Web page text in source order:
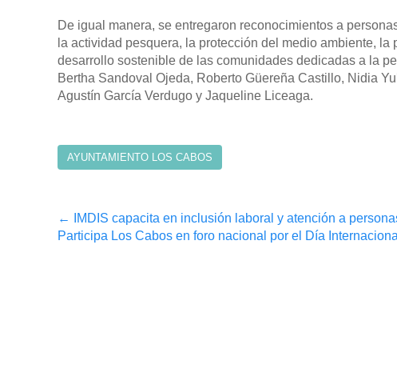
De igual manera, se entregaron reconocimientos a
la actividad pesquera, la protección del medio ambiente,
desarrollo sostenible de las comunidades dedicadas a la
Bertha Sandoval Ojeda, Roberto Güereña Castillo, Nidia
Agustín García Verdugo y Jaqueline Liceaga.
AYUNTAMIENTO LOS CABOS
Post
navigation
←
IMDIS capacita en inclusión laboral y atención a
Participa Los Cabos en foro nacional por el Día